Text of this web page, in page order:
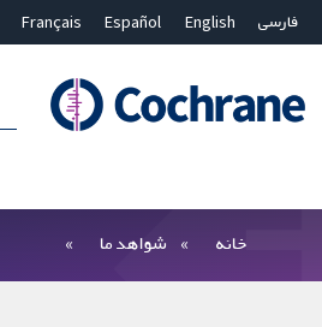
فارسی English
Español
Français
بستن جستجو ✖
خانه شواهد ما